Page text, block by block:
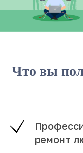
Что вы
ремонт